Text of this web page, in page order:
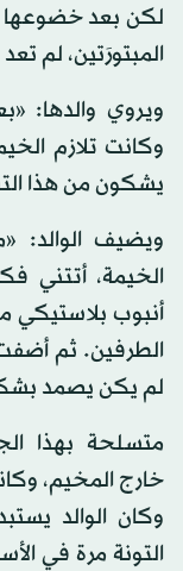
لكن بعد خضوعها
المبتورَتين، لم
ويروي والدها:
وكانت تلازم
يشكون من هذا
ويضيف الوالد:
الخيمة، أتتني
أنبوب
الطرفين. ثم أضفت
لم يكن يصمد
متسلحة بهذا
خارج المخيم،
وكان الوالد
التونة مرة في